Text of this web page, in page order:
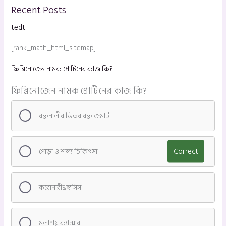
Recent Posts
tedt
[rank_math_html_sitemap]
ফিব্রিনোজেন নামক প্রোটিনের কাজ কি?
ফিব্রিনোজেন নামক প্রোটিনের কাজ কি?
রক্তনালীর ভিতর রক্ত জমাট
পোড়া ও শল্য চিকিৎসা Correct
করোনারীথ্রম্বসিস
মলাশয় ক্যান্সার